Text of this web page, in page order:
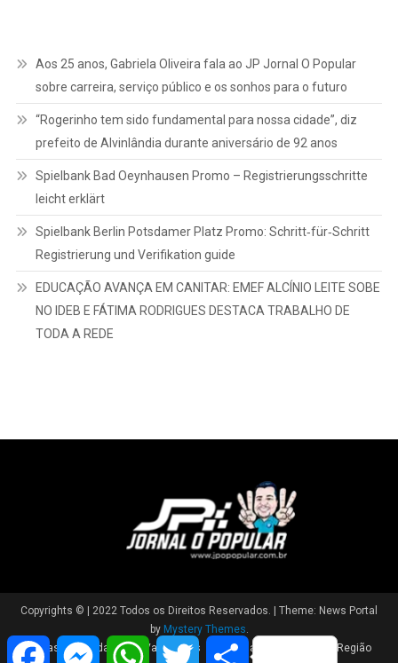
Aos 25 anos, Gabriela Oliveira fala ao JP Jornal O Popular
sobre carreira, serviço público e os sonhos para o futuro
“Rogerinho tem sido fundamental para nossa cidade”, diz
prefeito de Alvinlândia durante aniversário de 92 anos
Spielbank Bad Oeynhausen Promo – Registrierungsschritte
leicht erklärt
Spielbank Berlin Potsdamer Platz Promo: Schritt‑für‑Schritt
Registrierung und Verifikation guide
EDUCAÇÃO AVANÇA EM CANITAR: EMEF ALCÍNIO LEITE SOBE
NO IDEB E FÁTIMA RODRIGUES DESTACA TRABALHO DE
TODA A REDE
Copyrights © | 2022 Todos os Direitos Reservados. | Theme: News Portal
by Mystery Themes
Brasil
Cidade Variedades Polícia
Região
FacebookMessengerWhatsAppTwitter Share